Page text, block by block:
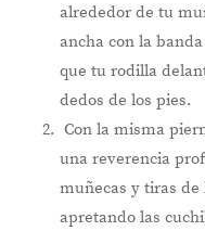
alrededor de tu
ancha con la
que tu rodilla
dedos de los pies.
Con la misma
una reverencia
muñecas y tiras de
apretando las